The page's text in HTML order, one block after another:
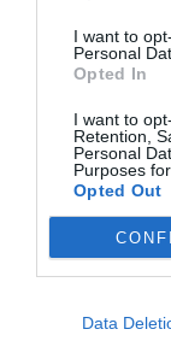
I want to
Personal
Opted In
I want to
Retention,
Personal
Purposes
Opted Out
Data